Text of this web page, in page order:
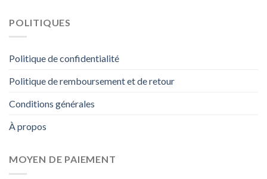
POLITIQUES
Politique de confidentialité
Politique de remboursement et de retour
Conditions générales
À propos
MOYEN DE PAIEMENT